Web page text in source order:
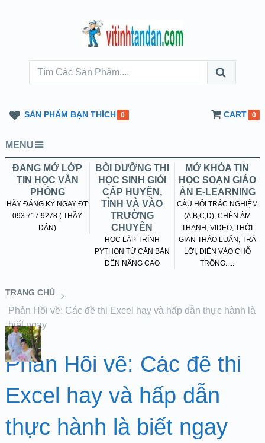
SẢN PHẨM BẠN THÍCH 0 CART 0
MENU
ĐANG MỞ LỚP
TIN HỌC VĂN
PHÒNG
HÃY ĐĂNG KÝ NGAY ĐT:
093.717.9278 ( THẦY
DÂN)
BỒI DƯỠNG THI
HỌC SINH GIỎI
CẤP HUYỆN,
TỈNH VÀ VÀO
TRƯỜNG
CHUYÊN
HỌC LẬP TRÌNH
PYTHON TỪ CĂN BẢN
ĐẾN NÂNG CAO
MỞ KHÓA TIN
HỌC SOẠN GIÁO
ÁN E-LEARNING
CÂU HỎI TRẮC NGHIỆM
(A,B,C,D), CHÈN ÂM
THANH, VIDEO, THỜI
GIAN THẢO LUẬN, TRẢ
LỜI, ĐIỀN VÀO CHỖ
TRỐNG.....
TRANG CHỦ
Phản Hồi về: Các đề thi Excel hay và hấp dẫn thực hành là
biết ngay
Phản Hồi về: Các đề thi
Excel hay và hấp dẫn
thực hành là biết ngay